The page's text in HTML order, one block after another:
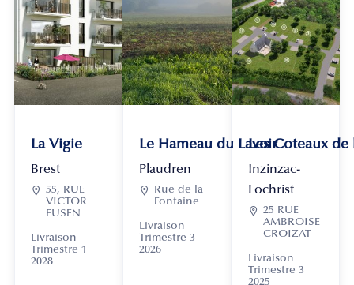
La Vigie
Brest
 55, RUE
VICTOR
EUSEN
Livraison
Trimestre 1
2028
Le Hameau du Lavoir
Plaudren

Rue de la
Fontaine
Livraison
Trimestre 3
2026
Les Coteaux
Inzinzac-
Lochrist
 25 RUE
AMBROISE
CROIZAT
Livraison
Trimestre 3
2025